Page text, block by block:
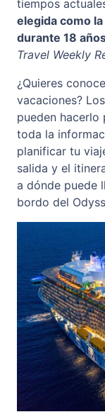
tiempos
elegida como
durante 18
Travel Weekly
¿Quieres
vacaciones?
pueden
toda la
planificar tu
salida y el
a dónde puede
bordo del